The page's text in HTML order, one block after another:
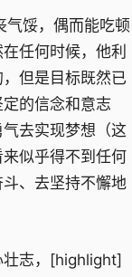
馁，偶而能吃顿
任何时候，他利
但是目标既然已
的信念和意志
气去实现梦想（这
似乎得不到任何
、去坚持不懈地
志，[highlight]